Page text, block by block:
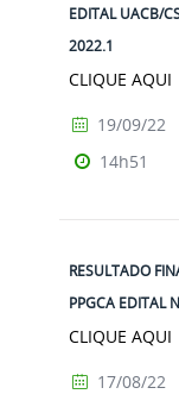
EDITAL UACB/
2022.1
CLIQUE AQUI
19/09/22
14h51
RESULTADO
PPGCA EDITAL
CLIQUE AQUI
17/08/22